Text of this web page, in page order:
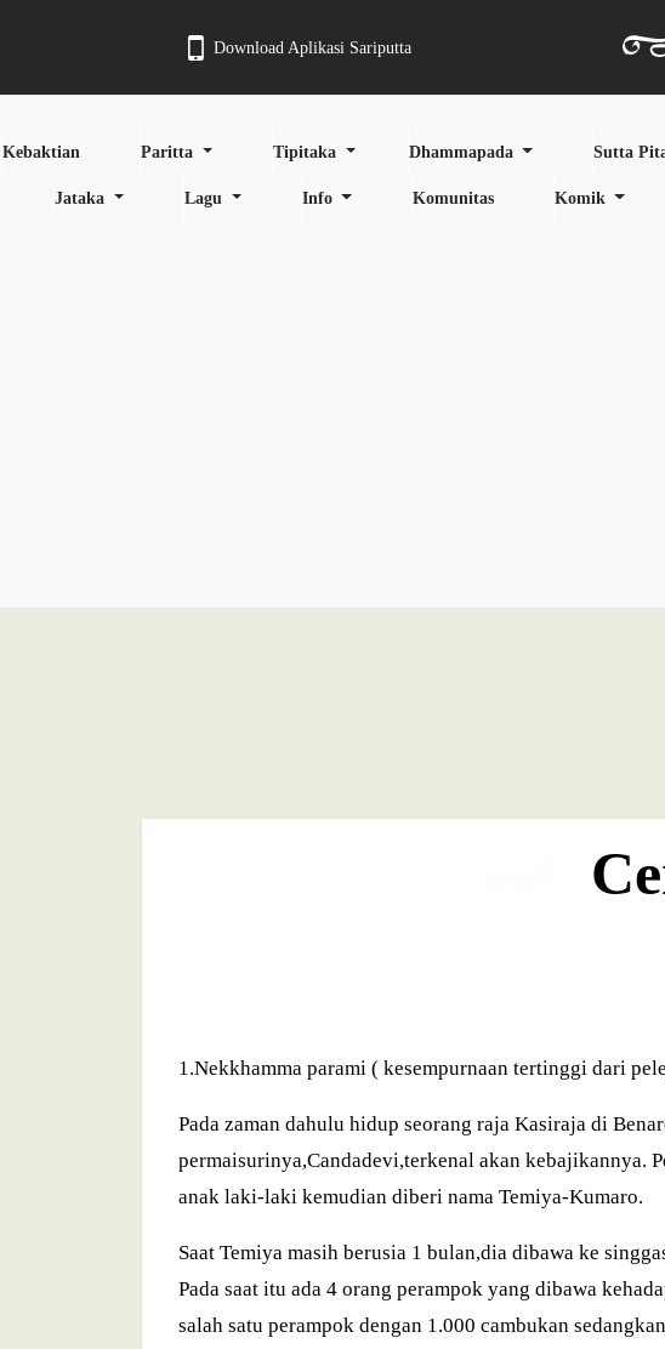
Download Aplikasi Sariputta
Kebaktian Paritta Tipitaka Dhammapada Sutta
Jataka Lagu Info Komunitas Komik
1.Nekkhamma parami ( kesempurnaan tertinggi dari
Pada zaman dahulu hidup seorang raja Kasiraja di
permaisurinya,Candadevi,terkenal akan kebajikannya.
anak laki-laki kemudian diberi nama Temiya-Kumaro.
Saat Temiya masih berusia 1 bulan,dia dibawa ke
Pada saat itu ada 4 orang perampok yang dibawa
salah satu perampok dengan 1.000 cambukan